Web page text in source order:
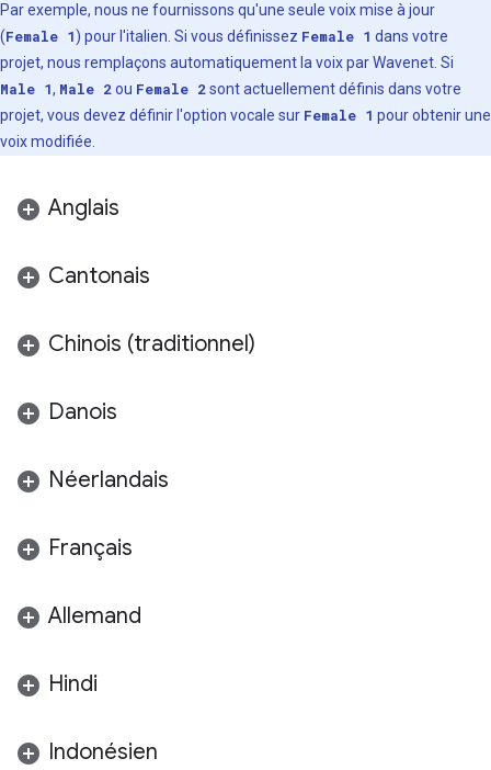
Par exemple, nous ne fournissons qu'une seule voix mise à jour
(Female 1) pour l'italien. Si vous définissez Female 1 dans votre
projet, nous remplaçons automatiquement la voix par Wavenet. Si
Male 1, Male 2ou Female 2sont actuellement définis dans votre
projet, vous devez définir l'option vocale sur Female 1 pour obtenir une
voix modifiée.
Anglais
Cantonais
Chinois (traditionnel)
Danois
Néerlandais
Français
Allemand
Hindi
Indonésien